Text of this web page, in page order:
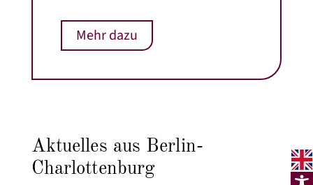
Mehr dazu
Aktuelles aus Berlin-
Charlottenburg